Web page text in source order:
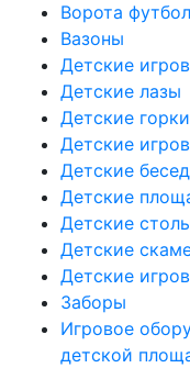
Ворота
Вазоны
Детские
Детские лазы
Детские горки
Детские
Детские
Детские
Детские
Детские
Детские
Заборы
Игровое
детской